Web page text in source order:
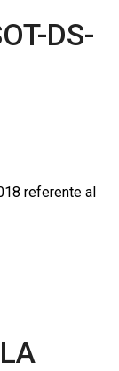
DS-
referente al